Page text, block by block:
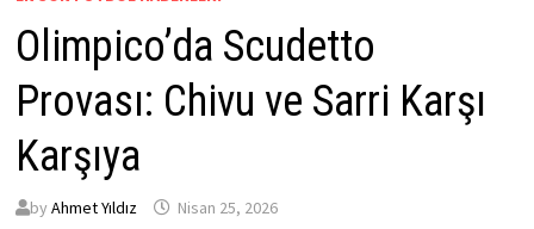
Olimpico’da Scudetto
Provası: Chivu ve Sarri Karşı
Karşıya
by Ahmet Yıldız Nisan 25, 2026